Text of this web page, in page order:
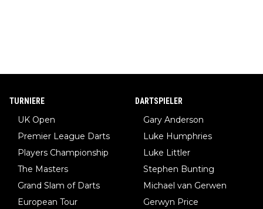
TURNIERE
UK Open
Premier League Darts
Players Championship
The Masters
Grand Slam of Darts
European Tour
DARTSPIELER
Gary Anderson
Luke Humphries
Luke Littler
Stephen Bunting
Michael van Gerwen
Gerwyn Price